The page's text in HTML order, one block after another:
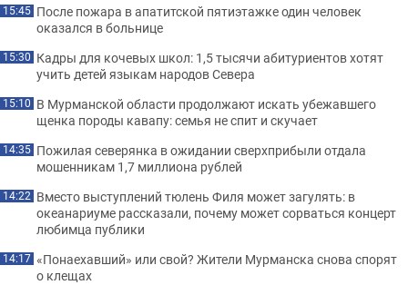
15:45 После пожара в апатитской пятиэтажке один человек
оказался в больнице
15:30 Кадры для кочевых школ: 1,5 тысячи абитуриентов хотят
учить детей языкам народов Севера
15:10 В Мурманской области продолжают искать убежавшего
щенка породы кавапу: семья не спит и скучает
14:35 Пожилая северянка в ожидании сверхприбыли отдала
мошенникам 1,7 миллиона рублей
14:22 Вместо выступлений тюлень Филя может загулять: в
океанариуме рассказали, почему может сорваться концерт
любимца публики
14:17 «Понаехавший» или свой? Жители Мурманска снова спорят
о клещах